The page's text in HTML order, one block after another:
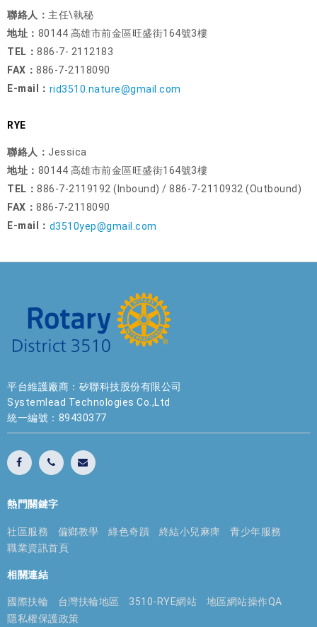
聯絡人： 主任\執秘
地址： 80144 高雄市前金區旺盛街164號3樓
TEL： 886-7- 2112183
FAX： 886-7-2118090
E-mail： rid3510.nature@gmail.com
RYE
聯絡人： Jessica
地址： 80144 高雄市前金區旺盛街164號3樓
TEL： 886-7-2119192 (Inbound) / 886-7-2110932 (Outbound)
FAX： 886-7-2118090
E-mail： d3510yep@gmail.com
平台維護廠商：矽聯科技股份有限公司
Systemlead Technologies Co.,Ltd
統一編號：89430377
熱門關鍵字
社區服務 偏鄉教學 綠色奇蹟 終結小兒麻痺
青少年服務
職業資訊首頁
相關連結
國際扶輪 台灣扶輪地區 3510-RYE網站
地區網站操作QA
隱私權保護政策